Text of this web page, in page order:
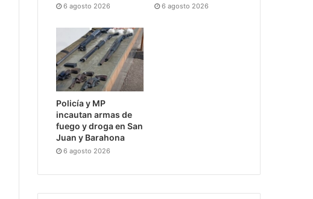
6 agosto 2026 6 agosto 2026
Policía y MP
incautan armas de
fuego y droga en San
Juan y Barahona
6 agosto 2026